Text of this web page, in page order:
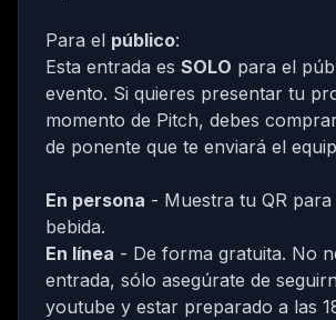
Para el público:
Esta entrada es SOLO para el
evento. Si quieres presentar tu
momento de Pitch, debes
de ponente que te enviará el
En persona - Muestra tu QR
bebida.
En línea - De forma gratuita. No
entrada, sólo asegúrate de
youtube y estar preparado a las